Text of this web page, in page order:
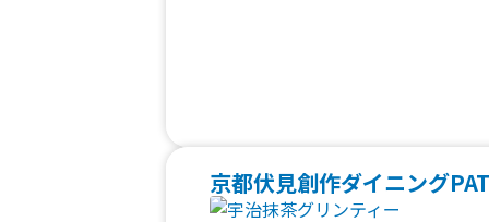
京都伏見創作ダイニング